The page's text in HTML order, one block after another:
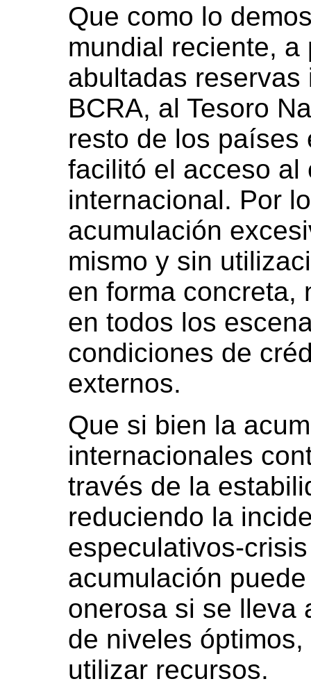
Que como lo
mundial reciente,
abultadas
BCRA, al Tesoro
resto de los países
facilitó el acceso al
internacional. Por
acumulación
mismo y sin
en forma concreta,
en todos los
condiciones de
externos.
Que si bien la
internacionales
través de la
reduciendo la
especulativos-
acumulación
onerosa si se lleva
de niveles
utilizar recursos.